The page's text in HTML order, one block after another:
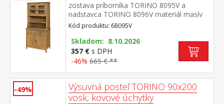
zostava príborníka TORINO 8095V a
nadstavca TORINO 8096V materiál masív
borovica voskovaná v medovom
odtieni kovové úchytky vo farebnom
prevedení černená mosadz príborník: 2
zásuvky s kovovými pojazdmi, 2 plné dvere,
1 polica nadstavec: 2 presklené dvere, 1
80 cm rozmer nadstavca (š/h/v) 90 × 33 ×
100 cm
Kód produktu: 68095V
Skladom: 8.10.2026
357 € s DPH
-46% 665 € **
-49%
Výsuvná posteľ TORINO 90x200
vosk, kovové úchytky